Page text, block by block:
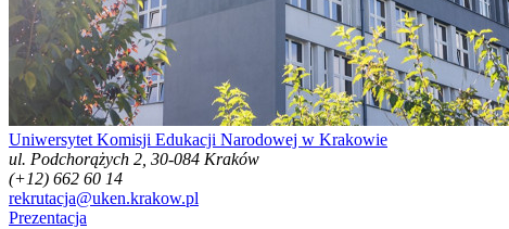
Uniwersytet Komisji Edukacji Narodowej w Krakowie
ul. Podchorążych 2, 30-084 Kraków
(+12) 662 60 14
rekrutacja@uken.krakow.pl
Prezentacja